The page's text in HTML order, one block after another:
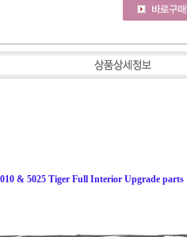
& 5025 Tiger Full Interior Upgrade parts